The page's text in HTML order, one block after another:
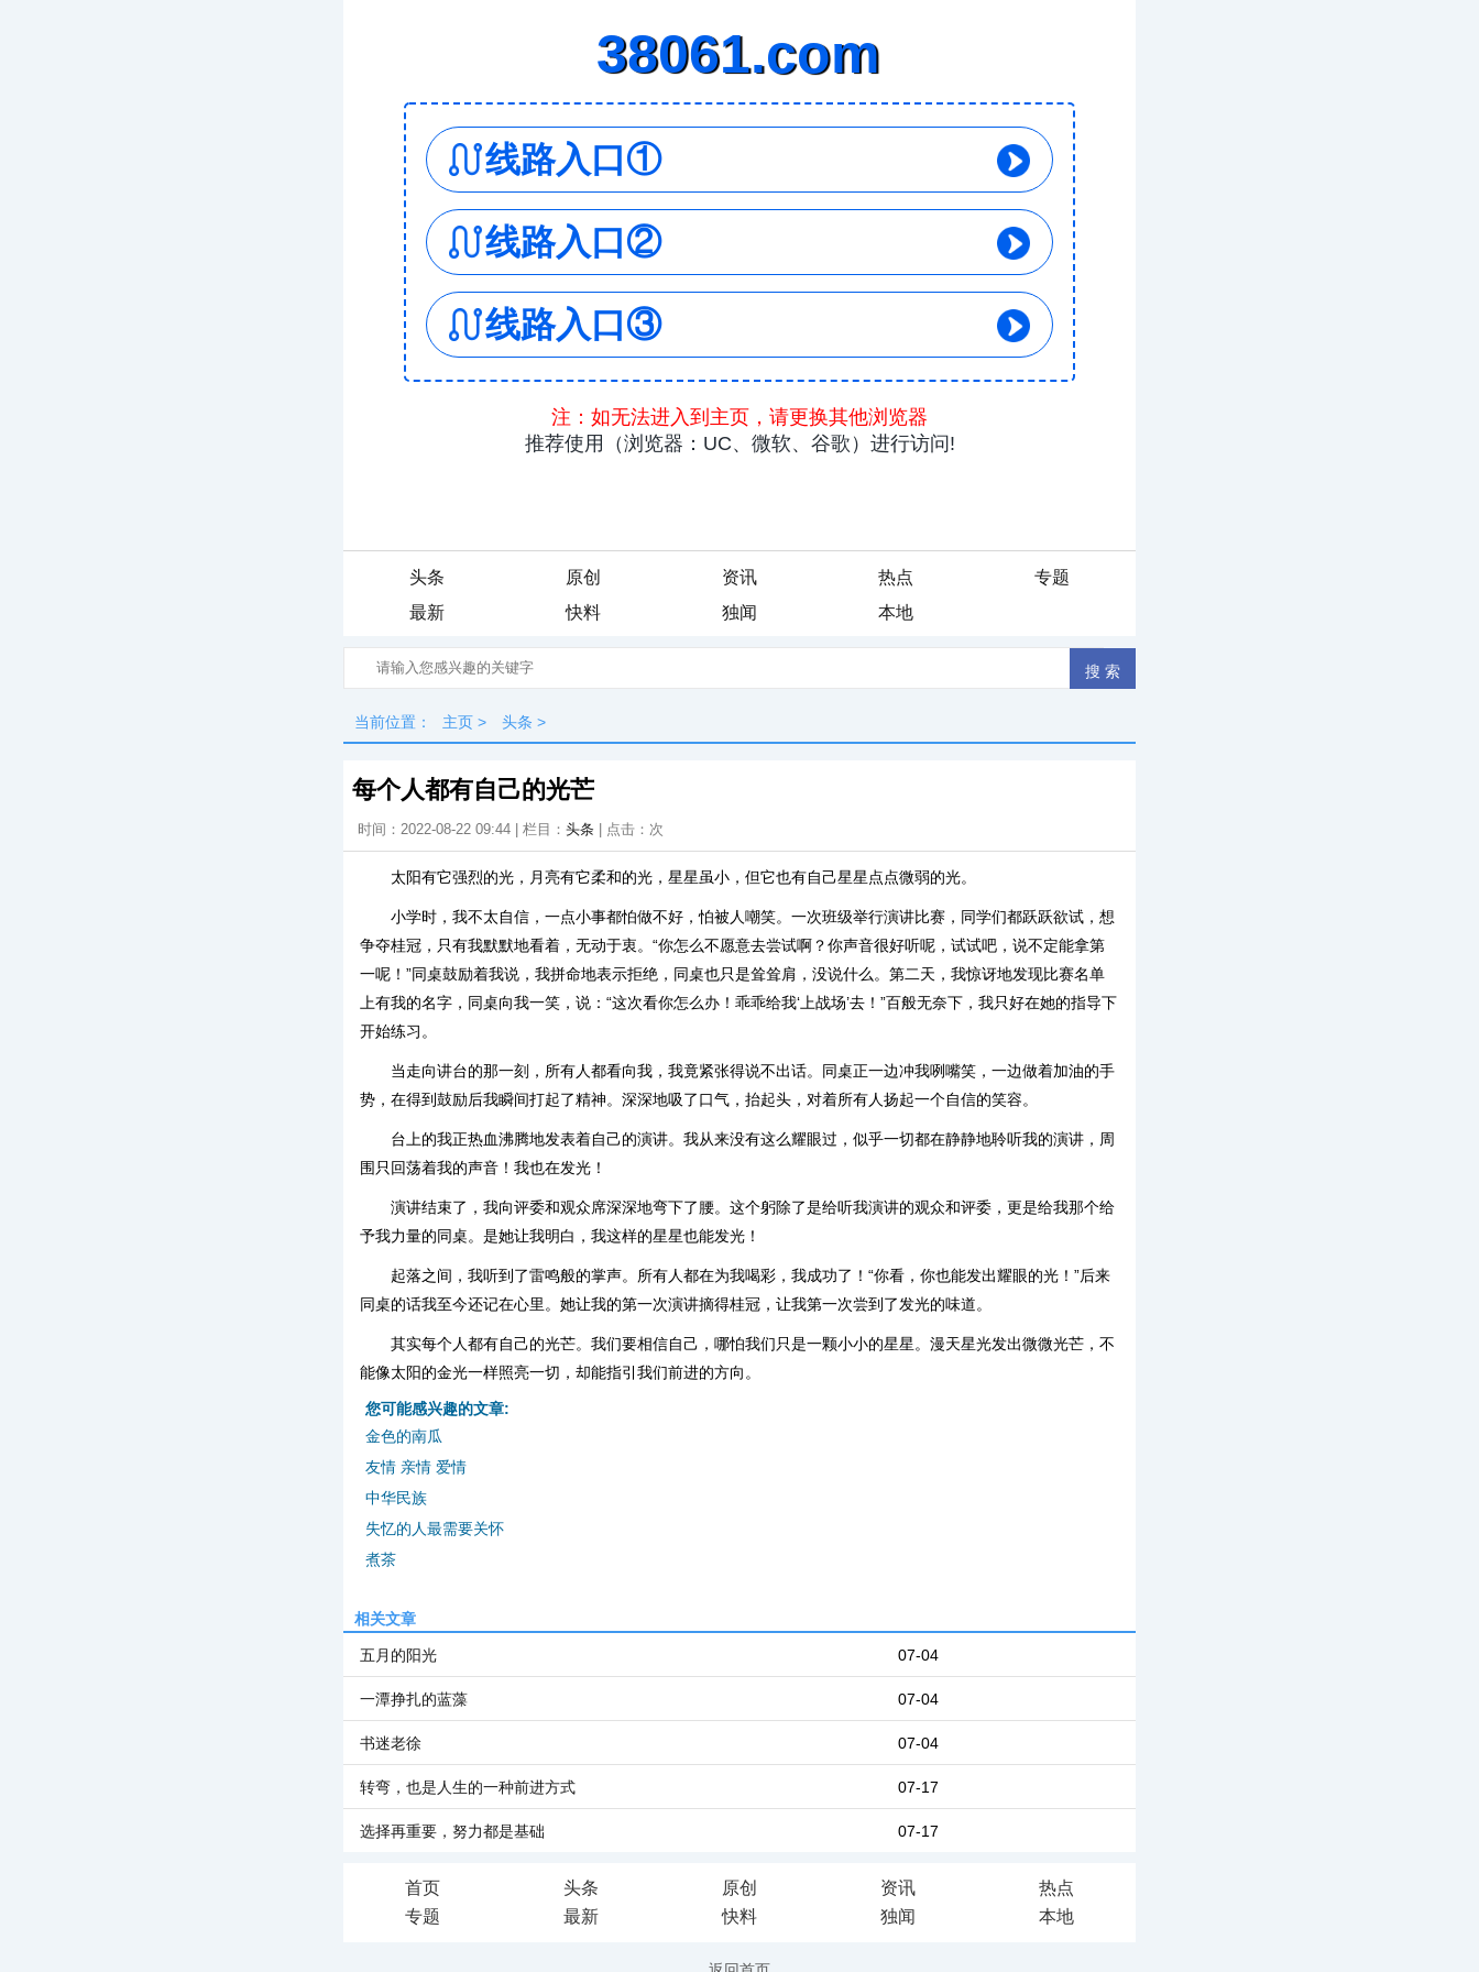
头条 原创 资讯 热点
专题
最新
快料 独闻 本地
当前位置： 主页 > 头条 >
每个人都有自己的光芒
时间：2022-08-22 09:44 | 栏目： 头条 | 点击： 次
太阳有它强烈的光，月亮有它柔和的光，星星虽小，但它也有自己星星点点微弱的光。
小学时，我不太自信，一点小事都怕做不好，怕被人嘲笑。一次班级举行演讲比赛，同学们都跃跃欲试，想
争夺桂冠，只有我默默地看着，无动于衷。“你怎么不愿意去尝试啊？你声音很好听呢，试试吧，说不定能拿第
一呢！”同桌鼓励着我说，我拼命地表示拒绝，同桌也只是耸耸肩，没说什么。第二天，我惊讶地发现比赛名单
上有我的名字，同桌向我一笑，说：“这次看你怎么办！乖乖给我‘上战场’去！”百般无奈下，我只好在她的指导下
开始练习。
当走向讲台的那一刻，所有人都看向我，我竟紧张得说不出话。同桌正一边冲我咧嘴笑，一边做着加油的手
势，在得到鼓励后我瞬间打起了精神。深深地吸了口气，抬起头，对着所有人扬起一个自信的笑容。
台上的我正热血沸腾地发表着自己的演讲。我从来没有这么耀眼过，似乎一切都在静静地聆听我的演讲，周
围只回荡着我的声音！我也在发光！
演讲结束了，我向评委和观众席深深地弯下了腰。这个躬除了是给听我演讲的观众和评委，更是给我那个给
予我力量的同桌。是她让我明白，我这样的星星也能发光！
起落之间，我听到了雷鸣般的掌声。所有人都在为我喝彩，我成功了！“你看，你也能发出耀眼的光！”后来
同桌的话我至今还记在心里。她让我的第一次演讲摘得桂冠，让我第一次尝到了发光的味道。
其实每个人都有自己的光芒。我们要相信自己，哪怕我们只是一颗小小的星星。漫天星光发出微微光芒，不
能像太阳的金光一样照亮一切，却能指引我们前进的方向。
您可能感兴趣的文章:
金色的南瓜
友情 亲情 爱情
中华民族
失忆的人最需要关怀
煮茶
相关文章
07-04
五月的阳光
07-04
一潭挣扎的蓝藻
07-04
书迷老徐
07-17
转弯，也是人生的一种前进方式
07-17
选择再重要，努力都是基础
首页 头条 原创 资讯
热点
专题
最新 快料 独闻 本地